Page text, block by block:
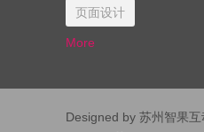
页面设计
More
Designed by 苏州智果